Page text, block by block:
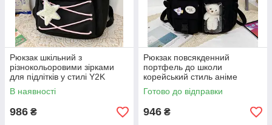
Рюкзак шкільний з
різнокольоровими зірками
для підлітків у стилі Y2K
чорний 38x13x30 см
В наявності
986 ₴
Рюкзак повсякденний
портфель до школи
корейський стиль аніме
чорний CAHRES&HEKA
Готово до відправки
946 ₴